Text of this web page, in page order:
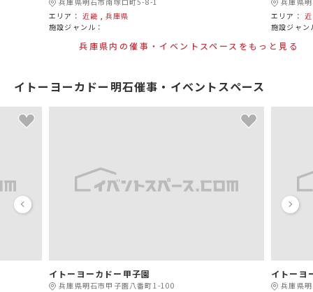
エリア： 近畿 ,兵庫県
施設ジャンル：
エリア：
施設ジャン
兵庫県内の催事・イベントスペースをもっと見る
イトーヨーカドー明石催事・イベントスペース
イトーヨーカドー甲子園
兵庫県明石市甲子園八番町1-100
イトーヨ
兵庫県